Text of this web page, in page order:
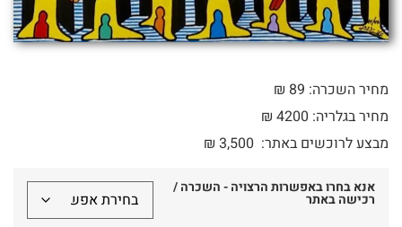
מחיר השכרה: 89 ₪
מחיר בגלריה: 4200 ₪
מבצע לרוכשים באתר:
₪ 3,500
אנא בחרו באפשרות הרצויה - השכרה /
רכישה באתר